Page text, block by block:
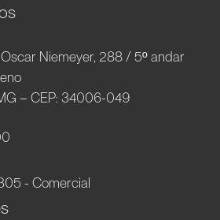
Niemeyer, 288 / 5º andar
– CEP: 34006-049
- Comercial